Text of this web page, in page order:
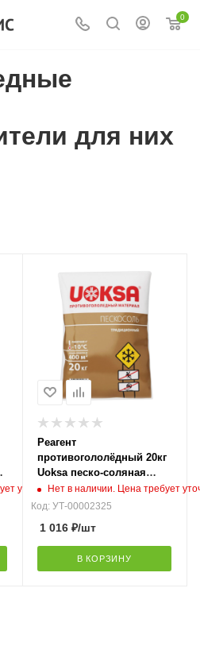
0
для них
уточнения
Реагент
противогололёдный 20кг
Uoksa песко-соляная
смесь, мешок
Нет в наличии. Цена требует
Код: УТ-00002325
1 016₽/шт
В КОРЗИНУ